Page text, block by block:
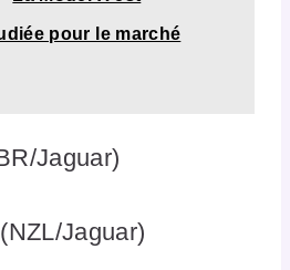
pour le marché
Jaguar)
Jaguar)